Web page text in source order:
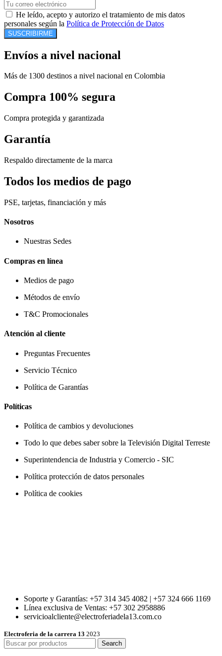
He leído, acepto y autorizo el tratamiento de mis datos
personales según la Política de Protección de Datos
SUSCRIBIRME
Envíos a nivel nacional
Más de 1300 destinos a nivel nacional en Colombia
Compra 100% segura
Compra protegida y garantizada
Garantía
Respaldo directamente de la marca
Todos los medios de pago
PSE, tarjetas, financiación y más
Nosotros
Nuestras Sedes
Compras en línea
Medios de pago
Métodos de envío
T&C Promocionales
Atención al cliente
Preguntas Frecuentes
Servicio Técnico
Política de Garantías
Políticas
Política de cambios y devoluciones
Todo lo que debes saber sobre la Televisión Digital Terreste
Superintendencia de Industria y Comercio - SIC
Política protección de datos personales
Política de cookies
Soporte y Garantías: +57 314 345 4082 | +57 324 666 1169
Línea exclusiva de Ventas: +57 302 2958886
servicioalcliente@electroferiadela13.com.co
Electroferia de la carrera 13 2023
Search